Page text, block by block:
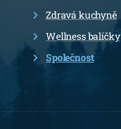
Zdravá kuchyně
Wellness balíčky
Společnost